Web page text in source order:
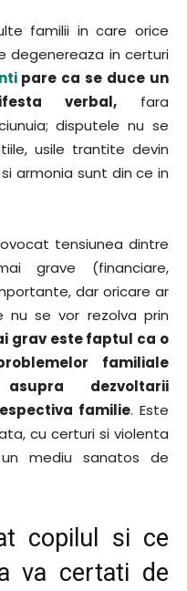
familii in care orice
degenereaza in certuri
pare ca se duce un
verbal,fara
disputele nu se
usile trantite devin
armonia sunt din ce in
tensiunea dintre
grave (financiare,
dar oricare ar
se vor rezolva prin
grav este faptul ca o
familiale
dezvoltarii
familie. Este
cu certuri si violenta
mediu sanatos de
copilul si ce
va certati de